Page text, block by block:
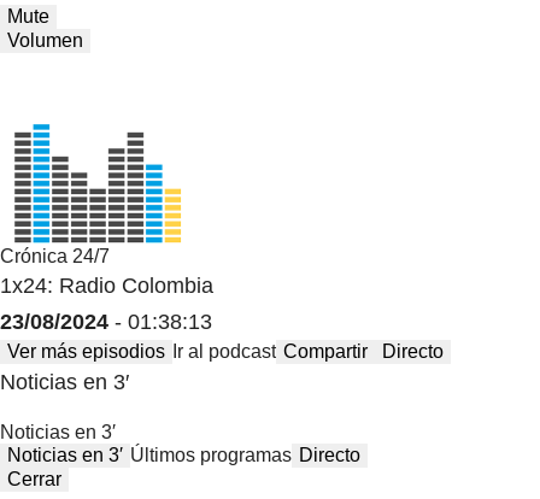
Mute
Volumen
Crónica 24/7
1x24: Radio Colombia
23/08/2024 - 01:38:13
Ver más episodios Ir al podcast Compartir Directo
Noticias en 3′
Noticias en 3′
Noticias en 3′ Últimos programas Directo
Cerrar